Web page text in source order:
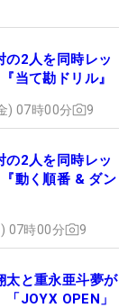
の2人を同時レッ
当て勘ドリル』
) 07時00分 9
の2人を同時レッ
動く順番 & ダン
07時00分 9
太と重永亜斗夢が
JOYX OPEN」